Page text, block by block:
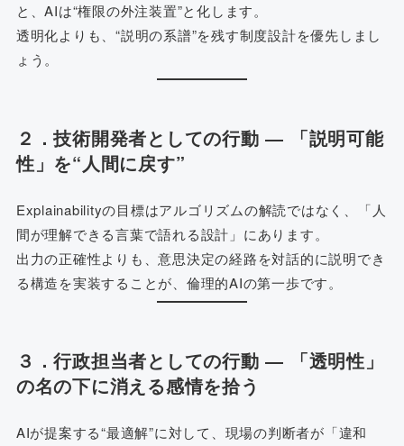
と、AIは“権限の外注装置”と化します。
透明化よりも、“説明の系譜”を残す制度設計を優先しまし
ょう。
２．技術開発者としての行動 ― 「説明可能
性」を“人間に戻す”
Explainabilityの目標はアルゴリズムの解読ではなく、「人
間が理解できる言葉で語れる設計」にあります。
出力の正確性よりも、意思決定の経路を対話的に説明でき
る構造を実装することが、倫理的AIの第一歩です。
３．行政担当者としての行動 ― 「透明性」
の名の下に消える感情を拾う
AIが提案する“最適解”に対して、現場の判断者が「違和